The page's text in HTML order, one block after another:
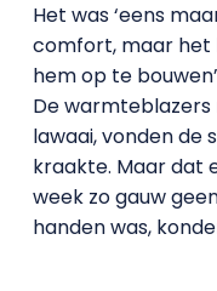
Het was ‘eens
comfort, maar het
hem op te
De
lawaai, vonden de
kraakte. Maar dat
week zo gauw
handen was,